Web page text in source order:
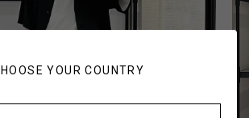
YOUR COUNTRY